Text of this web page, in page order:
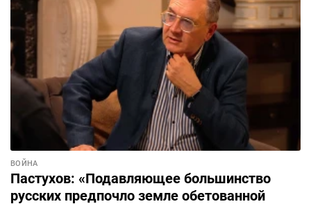
ВОЙНА
Пастухов: «Подавляющее большинство
русских предпочло земле обетованной